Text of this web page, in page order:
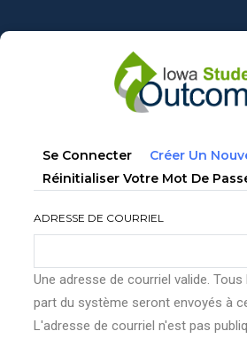
au
Onglets
principaux
Se Connecter Créer Un
Réinitialiser Votre Mot De
ADRESSE DE COURRIEL
Une adresse de courriel valide.
part du système seront envoyés à
L'adresse de courriel n'est pas